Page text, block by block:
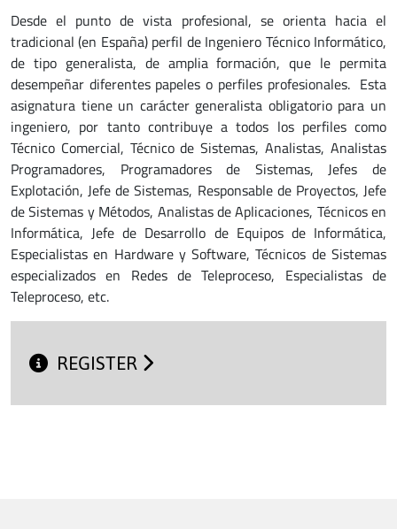
Desde el punto de vista profesional, se orienta hacia el
tradicional (en España) perfil de Ingeniero Técnico Informático,
de tipo generalista, de amplia formación, que le permita
desempeñar diferentes papeles o perfiles profesionales. Esta
asignatura tiene un carácter generalista obligatorio para un
ingeniero, por tanto contribuye a todos los perfiles como
Técnico Comercial, Técnico de Sistemas, Analistas, Analistas
Programadores, Programadores de Sistemas, Jefes de
Explotación, Jefe de Sistemas, Responsable de Proyectos, Jefe
de Sistemas y Métodos, Analistas de Aplicaciones, Técnicos en
Informática, Jefe de Desarrollo de Equipos de Informática,
Especialistas en Hardware y Software, Técnicos de Sistemas
especializados en Redes de Teleproceso, Especialistas de
Teleproceso, etc.
REGISTER